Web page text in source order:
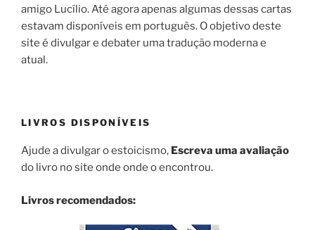
amigo Lucílio. Até agora apenas algumas dessas cartas
estavam disponíveis em português. O objetivo deste
site é divulgar e debater uma tradução moderna e
atual.
LIVROS DISPONÍVEIS
Ajude a divulgar o estoicismo, Escreva uma avaliação
do livro no site onde onde o encontrou.
Livros recomendados: